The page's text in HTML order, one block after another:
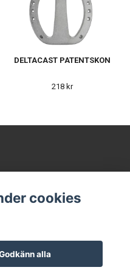
DELTACAST PATENTSKON
218 kr
cookies
alla